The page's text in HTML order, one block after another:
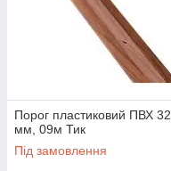
Порог пластиковий ПВХ 32
мм, 09м Тик
Під замовлення